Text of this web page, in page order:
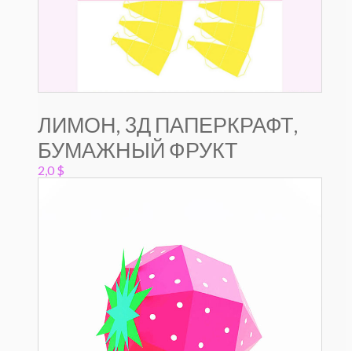
ЛИМОН, 3Д ПАПЕРКРАФТ,
БУМАЖНЫЙ ФРУКТ
2,0 $